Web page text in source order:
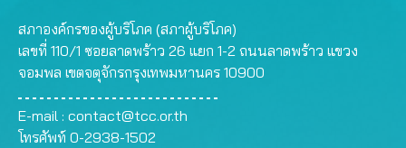
สภาองค์กรของผู้บริโภค (สภาผู้บริโภค)
เลขที่ 110/1 ซอยลาดพร้าว 26 แยก 1-2 ถนนลาดพร้าว แขวง
จอมพล เขตจตุจักรกรุงเทพมหานคร 10900
E-mail : contact@tcc.or.th
โทรศัพท์ 0-2938-1502